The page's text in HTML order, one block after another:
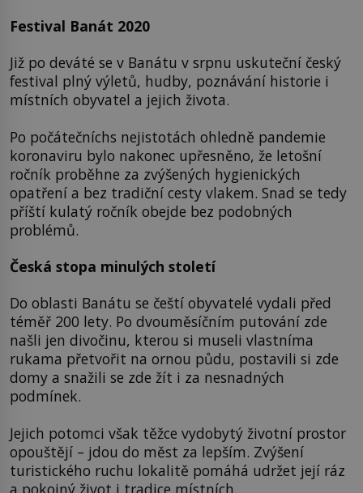
Festival Banát 2020
Již po deváté se v Banátu v srpnu uskuteční český
festival plný výletů, hudby, poznávání historie i
místních obyvatel a jejich života.
Po počátečníchs nejistotách ohledně pandemie
koronaviru bylo nakonec upřesněno, že letošní
ročník proběhne za zvýšených hygienických
opatření a bez tradiční cesty vlakem. Snad se tedy
příští kulatý ročník obejde bez podobných
problémů.
Česká stopa minulých století
Do oblasti Banátu se čeští obyvatelé vydali před
téměř 200 lety. Po dvouměsíčním putování zde
našli jen divočinu, kterou si museli vlastníma
rukama přetvořit na ornou půdu, postavili si zde
domy a snažili se zde žít i za nesnadných
podmínek.
Jejich potomci však těžce vydobytý životní prostor
opouštějí – jdou do měst za lepším. Zvýšení
turistického ruchu lokalitě pomáhá udržet její ráz
a pokojný život i tradice místních.